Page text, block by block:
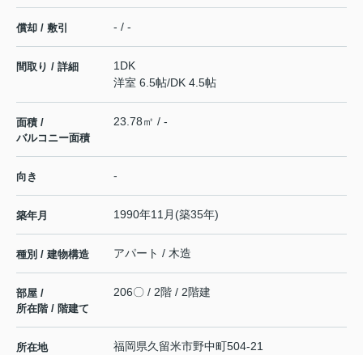
償却 / 敷引 - / -
間取り / 詳細
1DK
洋室 6.5帖/DK 4.5帖
面積 /
バルコニー面積
23.78㎡ / -
向き -
築年月 1990年11月(築35年)
種別 / 建物構造 アパート / 木造
部屋 /
所在階 / 階建て
206〇 / 2階 / 2階建
所在地 福岡県久留米市野中町504-21